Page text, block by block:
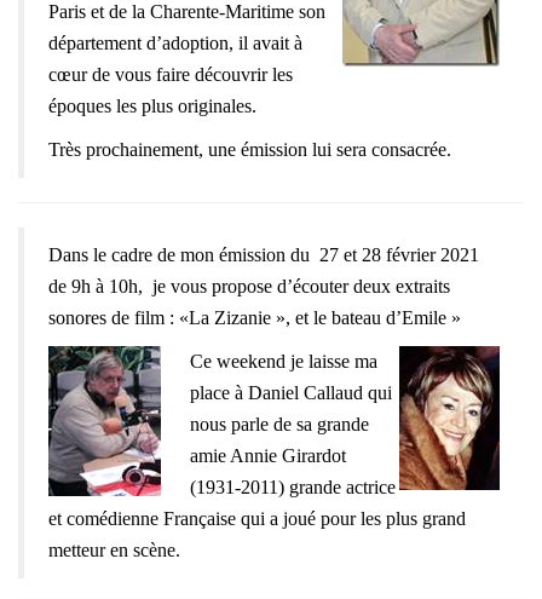
Paris et de la Charente-Maritime son
département d’adoption, il avait à
cœur de vous faire découvrir les
époques les plus originales.
Très prochainement, une émission lui sera consacrée.
Dans le cadre de mon émission du 27 et 28 février 2021
de 9h à 10h, je vous propose d’écouter deux extraits
sonores de film : «La Zizanie », et le bateau d’Emile »
Ce weekend je laisse ma
place à Daniel Callaud qui
nous parle de sa grande
amie Annie Girardot
(1931-2011) grande actrice
et comédienne Française qui a joué pour les plus grand
metteur en scène.